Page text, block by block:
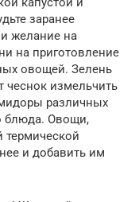
заранее
и желание на
на приготовление
овощей. Зелень
чеснок измельчить
различных
блюда. Овощи,
термической
и добавить им